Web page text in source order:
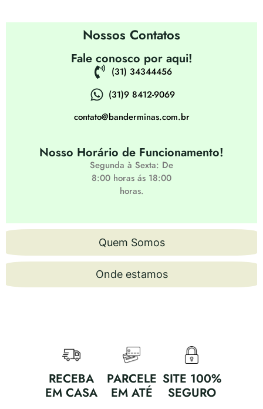
Quem Somos
Onde estamos
Nossos Contatos
Fale conosco por aqui!
(31) 34344456
(31)9 8412-9069
contato@banderminas.com.br
Nosso Horário de Funcionamento!
Segunda à Sexta: De
8:00 horas ás 18:00
horas.
RECEBA
EM CASA
PARCELE
EM ATÉ
SITE 100%
SEGURO